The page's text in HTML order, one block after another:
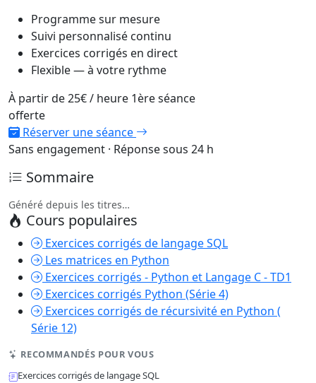
Programme sur mesure
Suivi personnalisé continu
Exercices corrigés en direct
Flexible — à votre rythme
À partir de25€/ heure 1ère séance
offerte
Réserver une séance
Sans engagement · Réponse sous 24 h
Sommaire
Généré depuis les titres…
Cours populaires
Exercices corrigés de langage SQL
Les matrices en Python
Exercices corrigés - Python et Langage C - TD1
Exercices corrigés Python (Série 4)
Exercices corrigés de récursivité en Python (
Série 12)
RECOMMANDÉS POUR VOUS
Exercices corrigés de langage SQL